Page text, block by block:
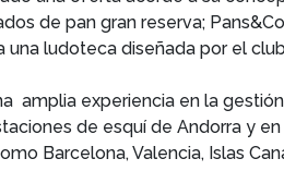
de pan gran reserva;
ludoteca diseñada por el
amplia experiencia en la
de esquí de Andorra y
Barcelona, Valencia, Islas